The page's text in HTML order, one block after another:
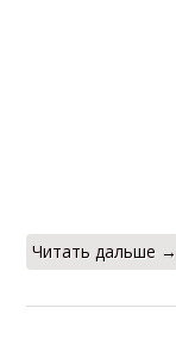
Читать дальше →